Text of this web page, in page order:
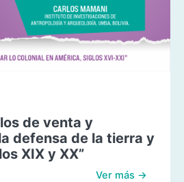
de venta y
defensa de la tierra y
XIX y XX”
Ver más →